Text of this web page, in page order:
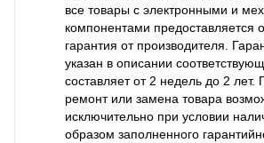
все товары с электронными и
компонентами предоставляется
гарантия от производителя.
указан в описании
составляет от 2 недель до 2 лет.
ремонт или замена товара
исключительно при условии
образом заполненного